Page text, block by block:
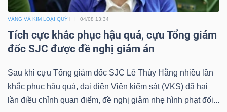
VÀNG VÀ KIM LOẠI QUÝ 04/08 13:34
Tích cực khắc phục hậu quả, cựu Tổng giám
đốc SJC được đề nghị giảm án
Sau khi cựu Tổng giám đốc SJC Lê Thúy Hằng nhiều lần
khắc phục hậu quả, đại diện Viện kiểm sát (VKS) đã hai
lần điều chỉnh quan điểm, đề nghị giảm nhẹ hình phạt đối...